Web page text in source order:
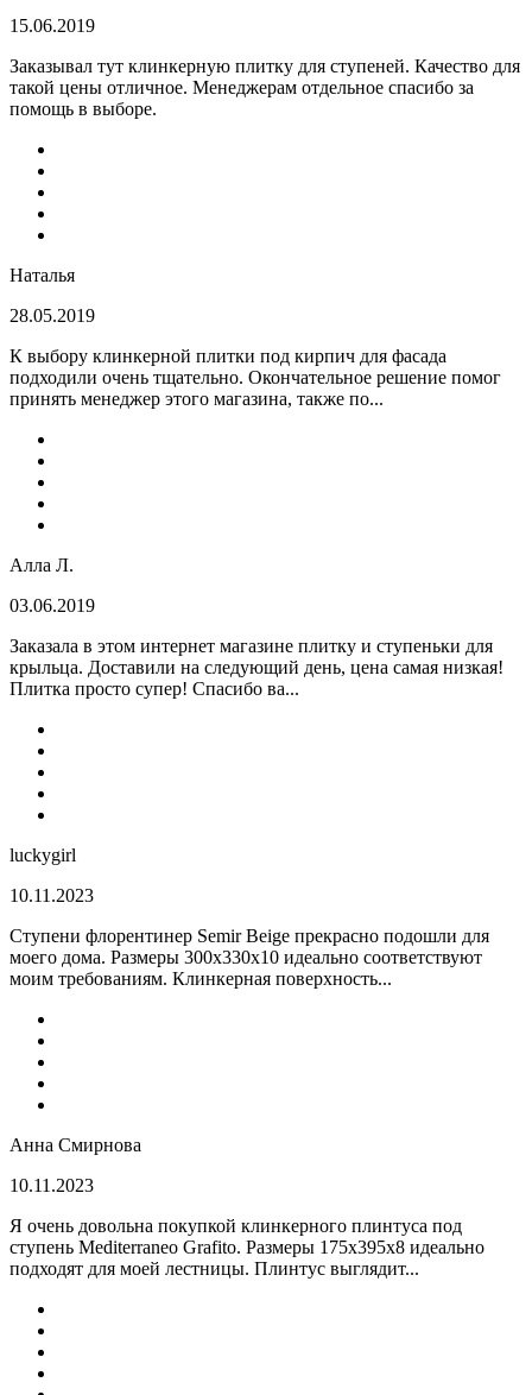
15.06.2019
Заказывал тут клинкерную плитку для ступеней. Качество для
такой цены отличное. Менеджерам отдельное спасибо за
помощь в выборе.
Наталья
28.05.2019
К выбору клинкерной плитки под кирпич для фасада
подходили очень тщательно. Окончательное решение помог
принять менеджер этого магазина, также по...
Алла Л.
03.06.2019
Заказала в этом интернет магазине плитку и ступеньки для
крыльца. Доставили на следующий день, цена самая низкая!
Плитка просто супер! Спасибо ва...
luckygirl
10.11.2023
Ступени флорентинер Semir Beige прекрасно подошли для
моего дома. Размеры 300х330х10 идеально соответствуют
моим требованиям. Клинкерная поверхность...
Анна Смирнова
10.11.2023
Я очень довольна покупкой клинкерного плинтуса под
ступень Mediterraneo Grafito. Размеры 175х395х8 идеально
подходят для моей лестницы. Плинтус выглядит...